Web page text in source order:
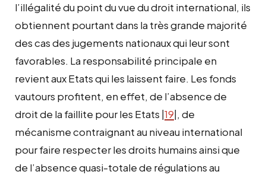
l’illégalité du point du vue du droit international, ils
obtiennent pourtant dans la très grande majorité
des cas des jugements nationaux qui leur sont
favorables. La responsabilité principale en
revient aux Etats qui les laissent faire. Les fonds
vautours profitent, en effet, de l’absence de
droit de la faillite pour les Etats |19|, de
mécanisme contraignant au niveau international
pour faire respecter les droits humains ainsi que
de l’absence quasi-totale de régulations au